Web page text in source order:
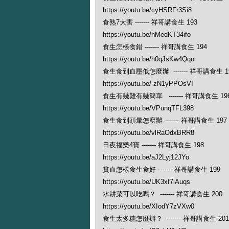
https://youtu.be/cyHSRFr3Si8
食熟7大害 ------- 祥哥講食生 193
https://youtu.be/hMedKT34ifo
食生怎樣食錯 ------- 祥哥講食生 194
https://youtu.be/h0qJsKw4Qqo
食生食到血壓低怎麼辦 ------- 祥哥講食生
https://youtu.be/-zN1yPPOsVI
食生有幾難有幾簡單 ------- 祥哥講食生
https://youtu.be/VPunqTFL398
食生食到頭暈怎麼辦 ------- 祥哥講食生 197
https://youtu.be/vlRaOdxBRR8
日夜福樂4寶 ------- 祥哥講食生 198
https://youtu.be/aJ2Lyj12JYo
貧血怎樣食生食好 ------- 祥哥講食生 199
https://youtu.be/UK3xf7iAuqs
水耕菜可以吃嗎？ ------- 祥哥講食生 200
https://youtu.be/XIodY7zVXw0
食生太多糖怎麼辦？ ------- 祥哥講食生 201